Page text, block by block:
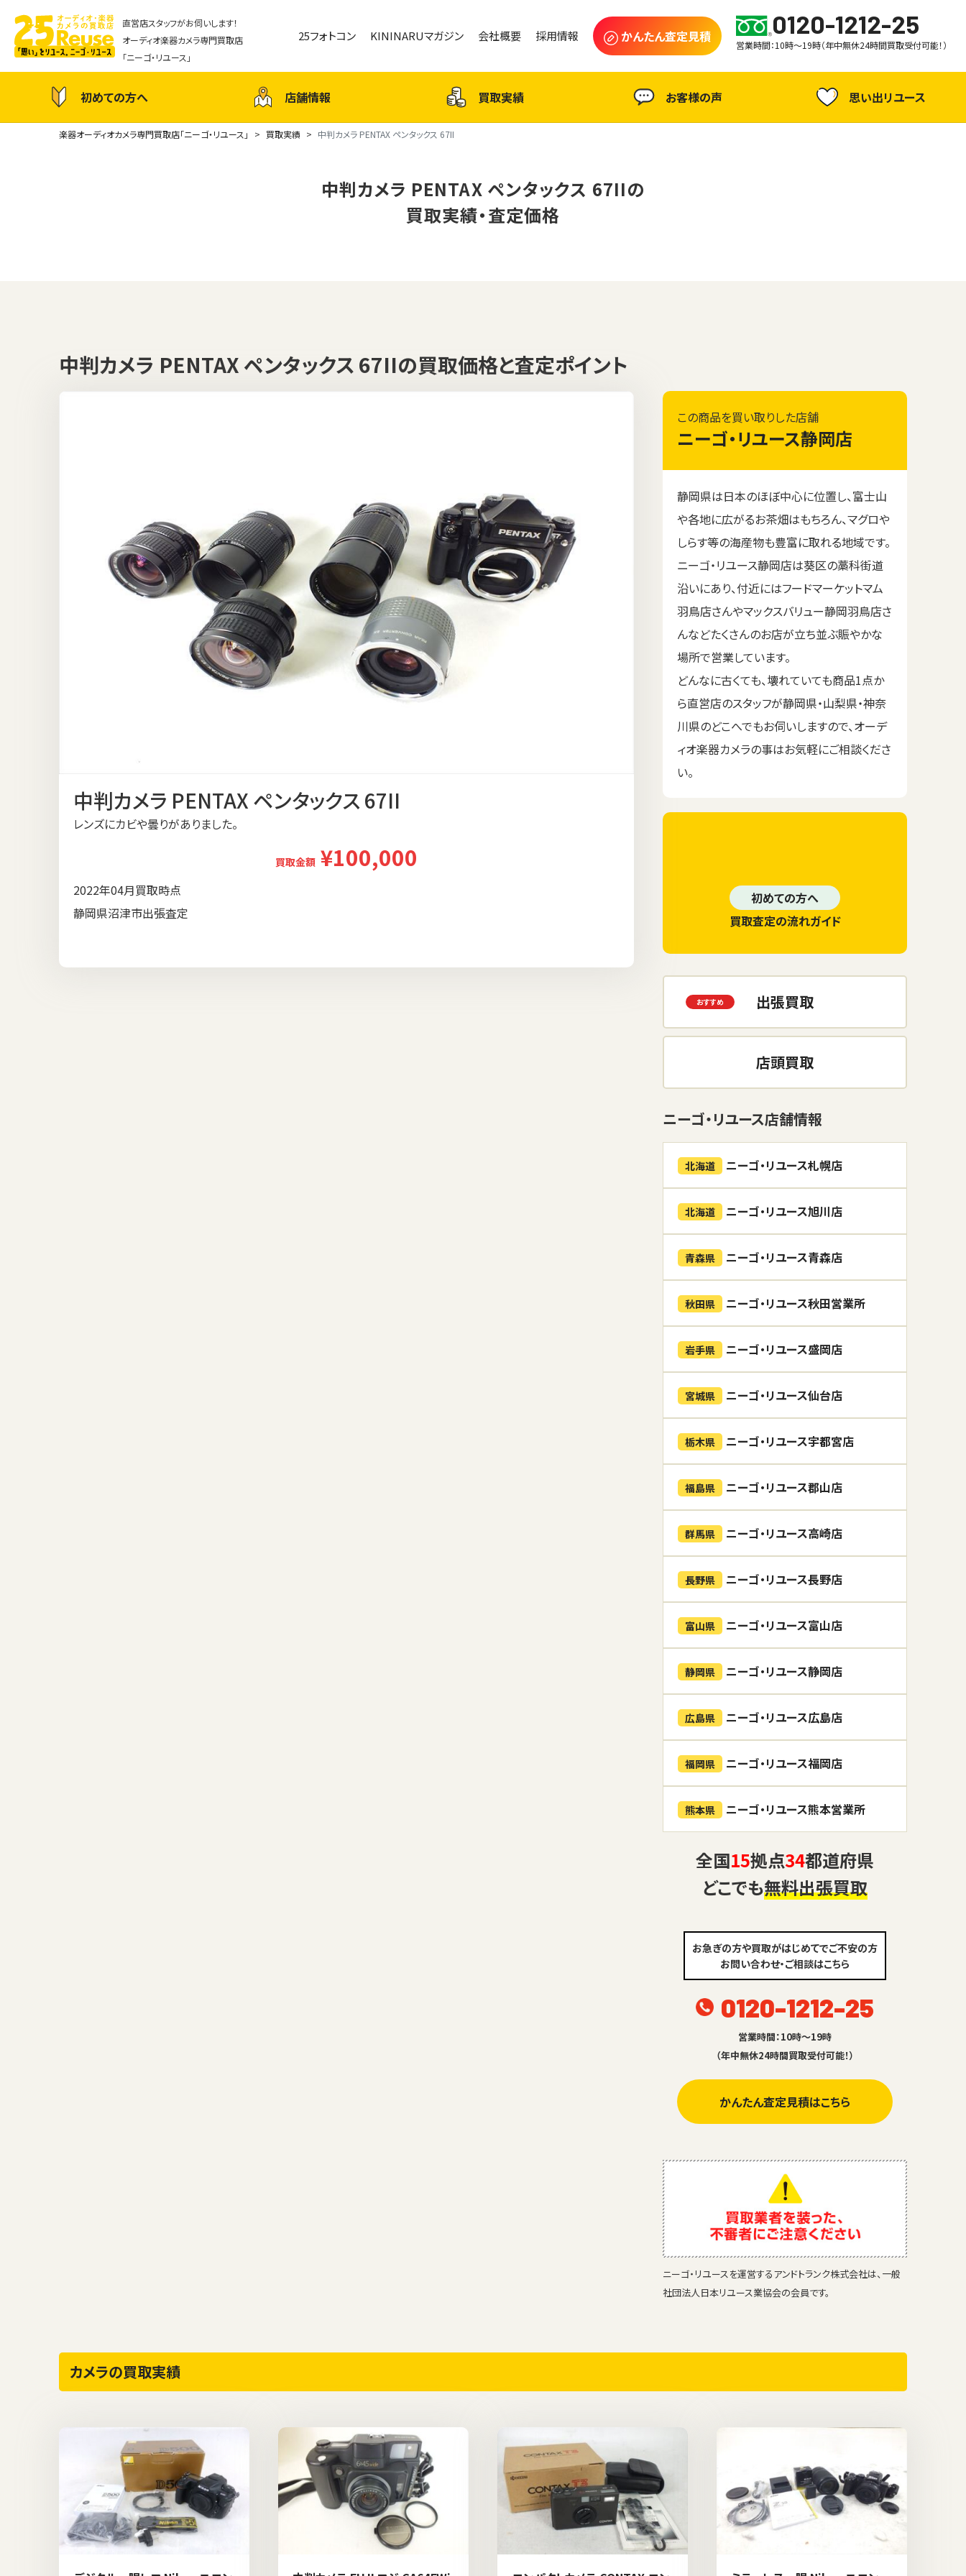
直営店スタッフがお伺いします！
オーディオ楽器カメラ専門買取店
「ニーゴ・リユース」
25フォトコン KININARUマガジン 会社概要 採用情報 かんたん査定見積 0120-1212-25
営業時間：10時～19時（年中無休24時間買取受付可能！）
初めての方へ 店舗情報 買取実績 お客様の声 思い出リユース
楽器オーディオカメラ専門買取店「ニーゴ・リユース」 買取実績 中判カメラ PENTAX ペンタックス 67II
中判カメラ PENTAX ペンタックス 67IIの
買取実績・査定価格
中判カメラ PENTAX ペンタックス 67IIの買取価格と査定ポイント
中判カメラ PENTAX ペンタックス 67II
レンズにカビや曇りがありました。
買取金額 ¥100,000
2022年04月買取時点
静岡県沼津市出張査定
この商品を買い取りした店舗
ニーゴ・リユース静岡店
静岡県は日本のほぼ中心に位置し、富士山
や各地に広がるお茶畑はもちろん、マグロや
しらす等の海産物も豊富に取れる地域です。
ニーゴ・リユース静岡店は葵区の藁科街道
沿いにあり、付近にはフードマーケットマム
羽鳥店さんやマックスバリュー静岡羽鳥店さ
んなどたくさんのお店が立ち並ぶ賑やかな
場所で営業しています。
どんなに古くても、壊れていても商品1点か
ら直営店のスタッフが静岡県・山梨県・神奈
川県のどこへでもお伺いしますので、オーデ
ィオ楽器カメラの事はお気軽にご相談くださ
い。
初めての方へ
買取査定の流れガイド
出張買取
店頭買取
ニーゴ・リユース店舗情報
北海道 ニーゴ・リユース札幌店
北海道 ニーゴ・リユース旭川店
青森県 ニーゴ・リユース青森店
秋田県 ニーゴ・リユース秋田営業所
岩手県 ニーゴ・リユース盛岡店
宮城県 ニーゴ・リユース仙台店
栃木県 ニーゴ・リユース宇都宮店
福島県 ニーゴ・リユース郡山店
群馬県 ニーゴ・リユース高崎店
長野県 ニーゴ・リユース長野店
富山県 ニーゴ・リユース富山店
静岡県 ニーゴ・リユース静岡店
広島県 ニーゴ・リユース広島店
福岡県 ニーゴ・リユース福岡店
熊本県 ニーゴ・リユース熊本営業所
全国15拠点34都道府県
どこでも無料出張買取
お急ぎの方や買取がはじめてでご不安の方
お問い合わせ・ご相談はこちら
0120-1212-25
営業時間：10時～19時
（年中無休24時間買取受付可能！）
かんたん査定見積はこちら
ニーゴ・リユースを運営するアンドトランク株式会社は、一般
社団法人日本リユース業協会の会員です。
カメラの買取実績